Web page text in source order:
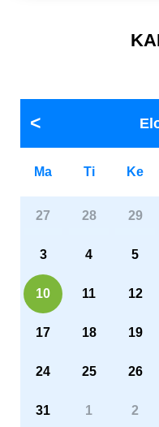
Ma Ti Ke
27 28 29
3 4 5
10 11 12
17 18 19
24 25 26
31 1 2